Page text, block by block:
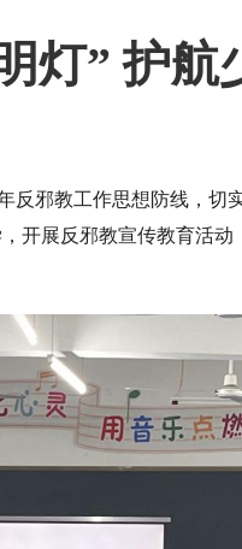
灯” 护航
反邪教工作思想防线，切
开展反邪教宣传教育活动